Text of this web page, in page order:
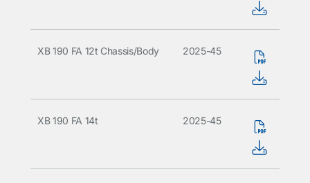
XB 190 FA 12t Chassis/Body 2025-45
XB 190 FA 14t 2025-45